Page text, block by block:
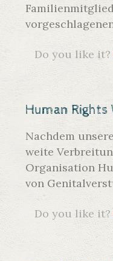
Do you like it?
Human Rights
Nachdem
weite
Organisation
von
Do you like it?